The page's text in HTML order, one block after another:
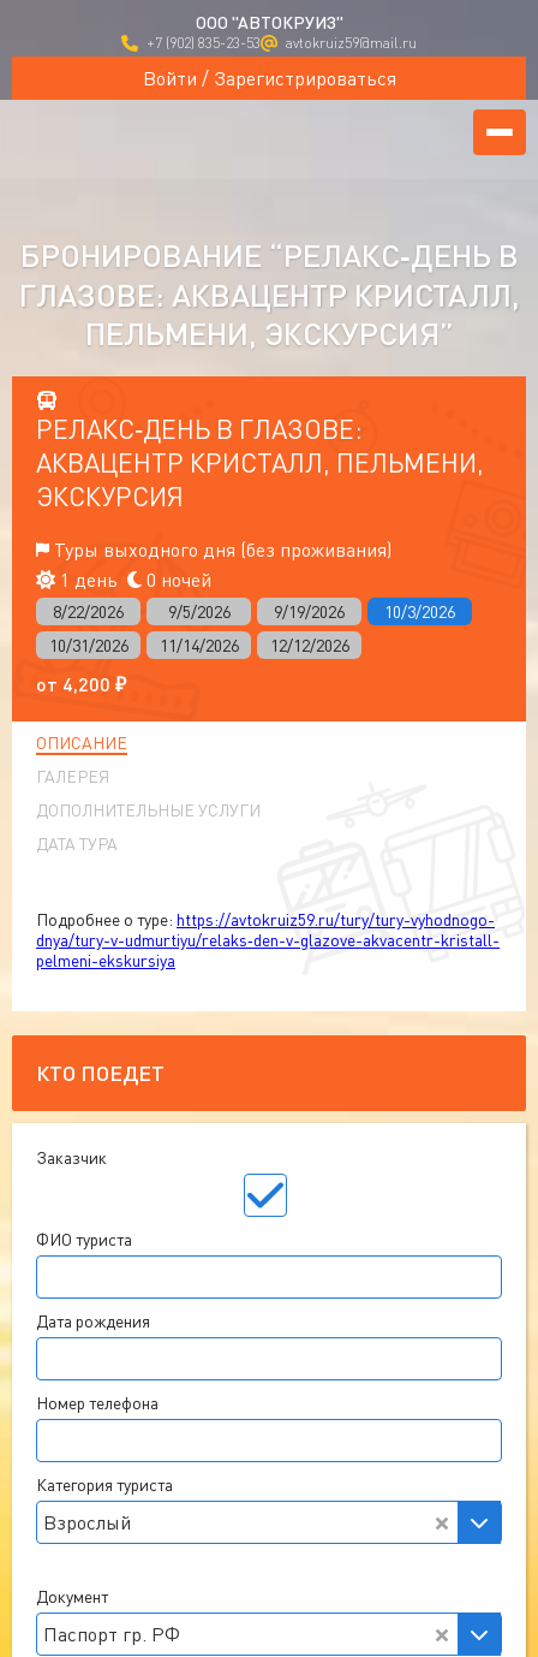
ООО "АВТОКРУИЗ"
+7 (902) 835-23-53 avtokruiz59@mail.ru
Войти / Зарегистрироваться
БРОНИРОВАНИЕ “РЕЛАКС‑ДЕНЬ В
ГЛАЗОВЕ: АКВАЦЕНТР КРИСТАЛЛ,
ПЕЛЬМЕНИ, ЭКСКУРСИЯ”
РЕЛАКС‑ДЕНЬ В ГЛАЗОВЕ:
АКВАЦЕНТР КРИСТАЛЛ, ПЕЛЬМЕНИ,
ЭКСКУРСИЯ
Туры выходного дня (без проживания)
1 день
0 ночей
8/22/2026 9/5/2026 9/19/2026
10/3/2026
10/31/2026
11/14/2026 12/12/2026
от 4,200 ₽
ОПИСАНИЕ
ГАЛЕРЕЯ
ДОПОЛНИТЕЛЬНЫЕ УСЛУГИ
ДАТА ТУРА
Подробнее о туре: https://avtokruiz59.ru/tury/tury-vyhodnogo-
dnya/tury-v-udmurtiyu/relaks‑den-v-glazove-akvacentr-kristall-
pelmeni-ekskursiya
КТО ПОЕДЕТ
Заказчик
ФИО туриста
Дата рождения
Номер телефона
Категория туриста
Взрослый
Документ
Паспорт гр. РФ